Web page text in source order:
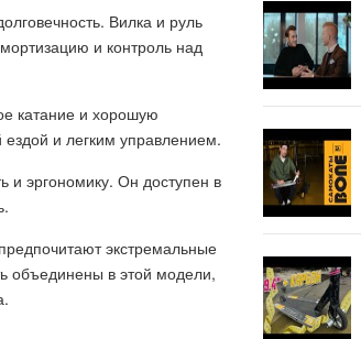
Вилка и руль
и контроль над
катание и хорошую
и легким управлением.
и эргономику. Он доступен в
экстремальные
объединены в этой модели,